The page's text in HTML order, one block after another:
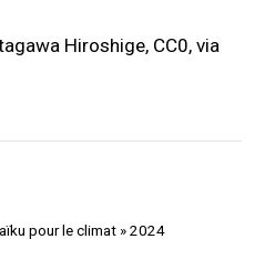
Hiroshige, CC0, via
pour le climat » 2024